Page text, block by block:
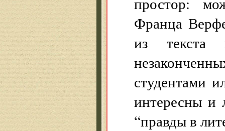
Франца
из текста
студентами
интересны и
“правды в